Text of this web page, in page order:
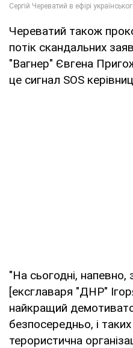
Череватий також
потік скандальних
"Вагнер" Євгена
це сигнал SOS
"На сьогодні,
[ексглаваря "ДНР"
найкращий
безпосередньо, і
терористична